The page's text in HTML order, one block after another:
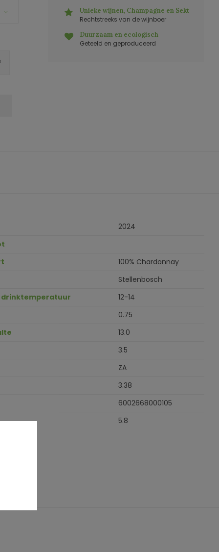
Unieke wijnen, Champagne en Sekt
Rechtstreeks van de wijnboer
Duurzaam en ecologisch
Geteeld en geproduceerd
2024
100% Chardonnay
Stellenbosch
drinktemperatuur
12-14
0.75
13.0
3.5
ZA
3.38
6002668000105
5.8